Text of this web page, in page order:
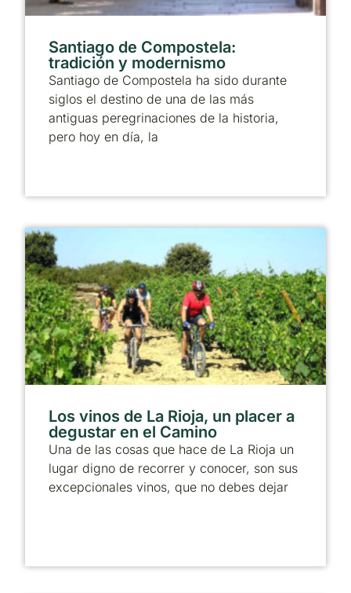
Santiago de Compostela:
tradición y modernismo
Santiago de Compostela ha sido durante
siglos el destino de una de las más
antiguas peregrinaciones de la historia,
pero hoy en día, la
Los vinos de La Rioja, un placer a
degustar en el Camino
Una de las cosas que hace de La Rioja un
lugar digno de recorrer y conocer, son sus
excepcionales vinos, que no debes dejar